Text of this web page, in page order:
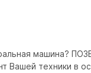
машина?
техники в